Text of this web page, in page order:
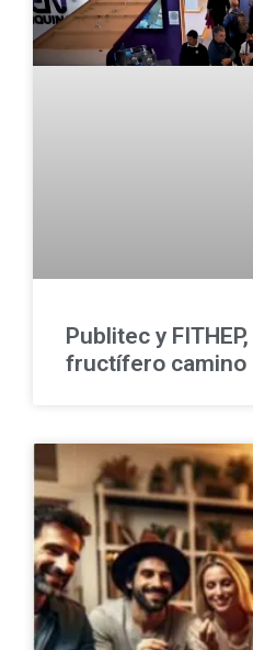
Publitec y
fructífero camino